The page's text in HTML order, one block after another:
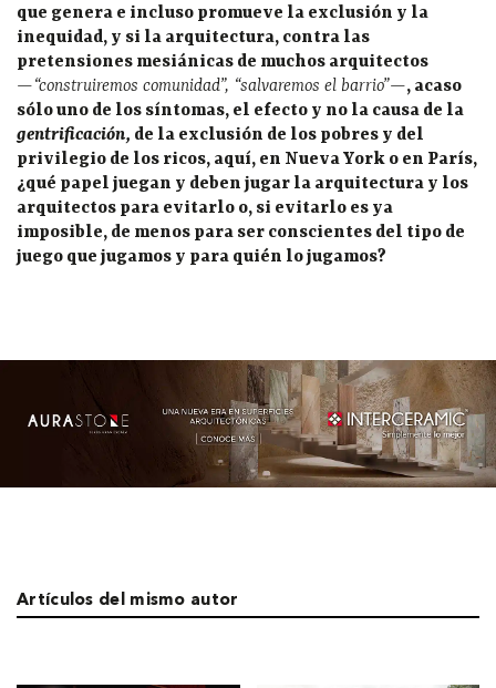
que genera e incluso promueve la exclusión y la
inequidad, y si la arquitectura, contra las
pretensiones mesiánicas de muchos arquitectos
—“construiremos comunidad”, “salvaremos el barrio”—, acaso
sólo uno de los síntomas, el efecto y no la causa de la
gentrificación, de la exclusión de los pobres y del
privilegio de los ricos, aquí, en Nueva York o en París,
¿qué papel juegan y deben jugar la arquitectura y los
arquitectos para evitarlo o, si evitarlo es ya
imposible, de menos para ser conscientes del tipo de
juego que jugamos y para quién lo jugamos?
Artículos del mismo autor